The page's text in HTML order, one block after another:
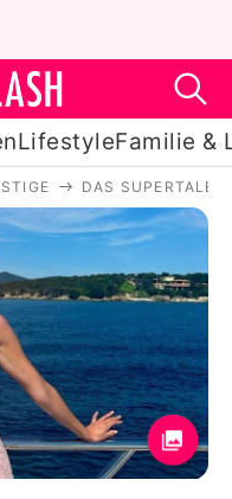
LifestyleFamilie &
DAS